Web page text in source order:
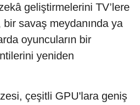
geliştirmelerini TV’lere
savaş meydanında ya
oyuncuların bir
yeniden
çeşitli GPU'lara geniş